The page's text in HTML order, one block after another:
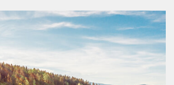
Magazin Karriere Kontakt